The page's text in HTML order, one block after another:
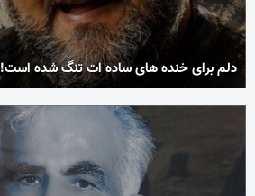
دلم برای خنده های ساده ات تنگ شده است!